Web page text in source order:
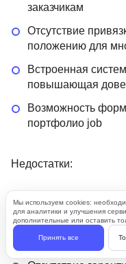
заказчикам
Отсутствие
положению для
Встроенная
повышающая
Возможность
портфолио job
Недостатки:
Высокая
услуг
Комиссия
Мы используем cookies:
для аналитики и улучшения
дополнительные или оставить
Принять все